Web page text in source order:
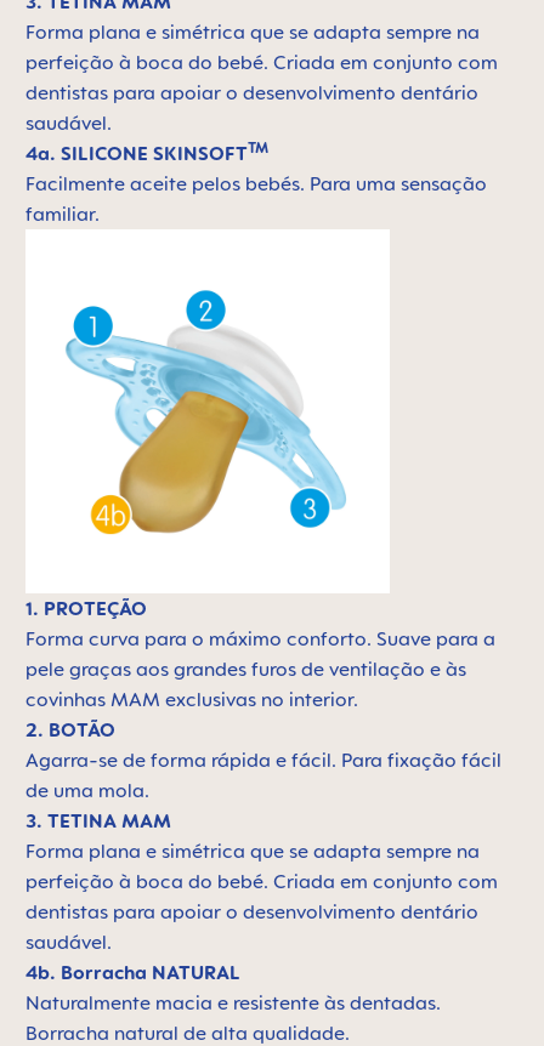
Forma plana e simétrica que se adapta sempre na
perfeição à boca do bebé. Criada em conjunto com
dentistas para apoiar o desenvolvimento dentário
saudável.
4a. SILICONE SKINSOFTTM
Facilmente aceite pelos bebés. Para uma sensação
familiar.
1. PROTEÇÃO
Forma curva para o máximo conforto. Suave para a
pele graças aos grandes furos de ventilação e às
covinhas MAM exclusivas no interior.
2. BOTÃO
Agarra-se de forma rápida e fácil. Para fixação fácil
de uma mola.
3. TETINA MAM
Forma plana e simétrica que se adapta sempre na
perfeição à boca do bebé. Criada em conjunto com
dentistas para apoiar o desenvolvimento dentário
saudável.
4b. Borracha NATURAL
Naturalmente macia e resistente às dentadas.
Borracha natural de alta qualidade.